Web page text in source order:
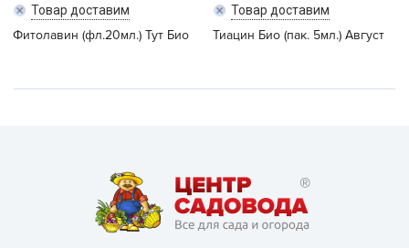
Товар доставим
Фитолавин (фл.20мл.) Тут Био
Товар доставим
Тиацин Био (пак. 5мл.) Август